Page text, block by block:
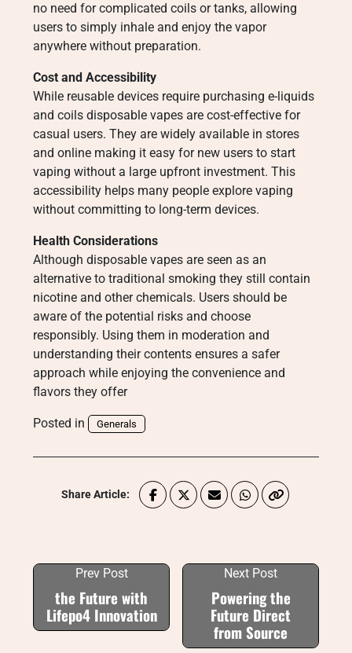
no need for complicated coils or tanks, allowing
users to simply inhale and enjoy the vapor
anywhere without preparation.
Cost and Accessibility
While reusable devices require purchasing e-liquids
and coils disposable vapes are cost-effective for
casual users. They are widely available in stores
and online making it easy for new users to start
vaping without a large upfront investment. This
accessibility helps many people explore vaping
without committing to long-term devices.
Health Considerations
Although disposable vapes are seen as an
alternative to traditional smoking they still contain
nicotine and other chemicals. Users should be
aware of the potential risks and choose
responsibly. Using them in moderation and
understanding their contents ensures a safer
approach while enjoying the convenience and
flavors they offer
Posted in Generals
Share Article:
Prev Post
the Future with
Lifepo4 Innovation
Next Post
Powering the
Future Direct
from Source